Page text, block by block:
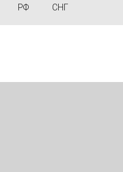
РФ СНГ